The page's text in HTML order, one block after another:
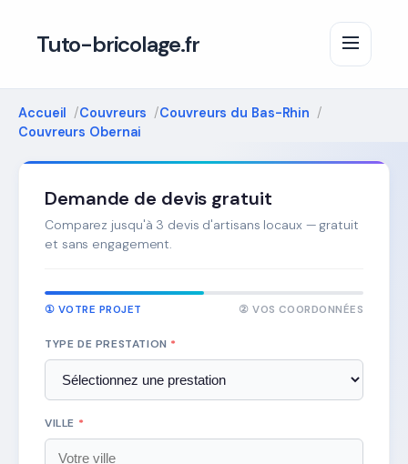
Tuto-bricolage.fr
Accueil Couvreurs
Couvreurs du Bas-Rhin
Couvreurs Obernai
Demande de devis gratuit
Comparez jusqu'à 3 devis d'artisans locaux — gratuit
et sans engagement.
① VOTRE PROJET ② VOS COORDONNÉES
TYPE DE PRESTATION *
VILLE *